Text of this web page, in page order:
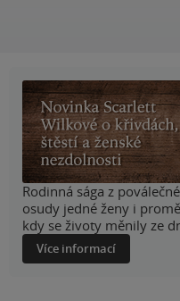
Rodinná sága z
osudy jedné ženy i
kdy se životy měnily ze
Více informací